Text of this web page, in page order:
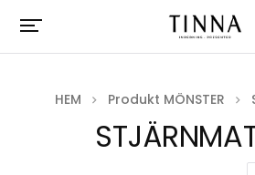
HEM Produkt MÖNSTER